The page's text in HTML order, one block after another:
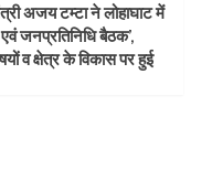
अजय टम्टा ने लोहाघाट में
एवं जनप्रतिनिधि बैठक’,
व क्षेत्र के विकास पर हुई